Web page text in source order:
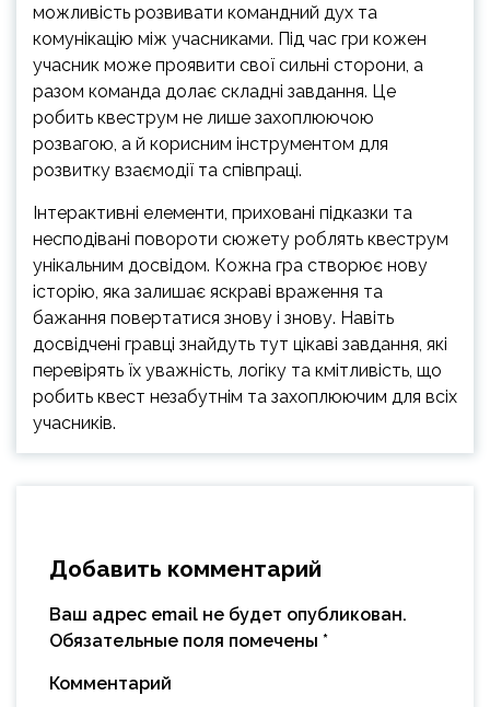
можливість розвивати командний дух та
комунікацію між учасниками. Під час гри кожен
учасник може проявити свої сильні сторони, а
разом команда долає складні завдання. Це
робить квеструм не лише захоплюючою
розвагою, а й корисним інструментом для
розвитку взаємодії та співпраці.
Інтерактивні елементи, приховані підказки та
несподівані повороти сюжету роблять квеструм
унікальним досвідом. Кожна гра створює нову
історію, яка залишає яскраві враження та
бажання повертатися знову і знову. Навіть
досвідчені гравці знайдуть тут цікаві завдання, які
перевірять їх уважність, логіку та кмітливість, що
робить квест незабутнім та захоплюючим для всіх
учасників.
Добавить комментарий
Ваш адрес email не будет опубликован.
Обязательные поля помечены *
Комментарий